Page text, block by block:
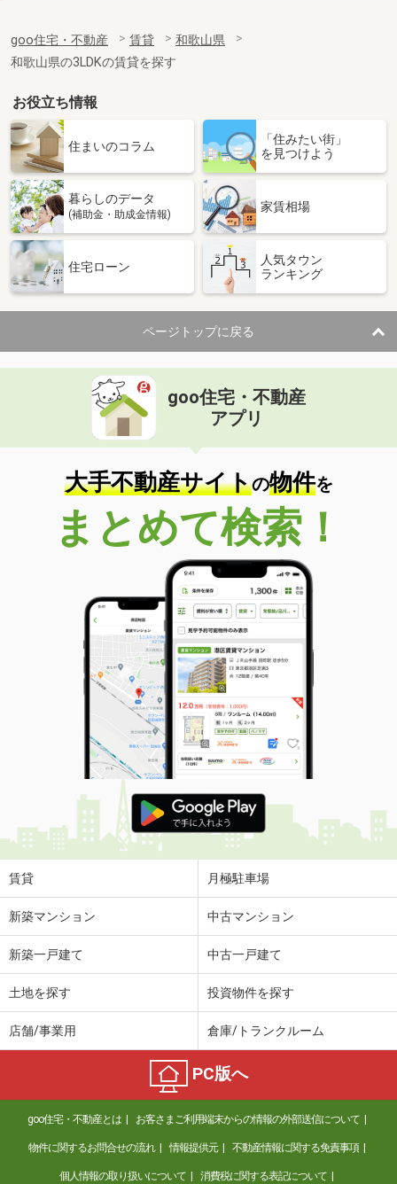
専有面積
32.94m²
間取り
ワンルーム
和歌山県和歌山市小雑賀
価 格
5.65万円
和歌山県和歌山市小雑賀
専有面積 57.19m²
間取り
和歌山県和歌山市吉礼
住 所
和歌山県和歌山市吉礼
専有面積 52.54m²
間取り
3K
和歌山県海南市岡田
価 格
住 所
和歌山県海南市岡田
専有面積 46.49m²
間取り
2DK
和歌山県和歌山市六十谷
価 格
4.40万円
和歌山県和歌山市六十谷
22.7m²
間取り
1K
和歌山県岩出市畑毛
価 格
4万円
住 所
和歌山県岩出市畑毛
専有面積 23.18m²
間取り
1K
和歌山県和歌山市北島
価 格
4.50万円
住 所
和歌山県和歌山市北島
専有面積
和歌山県和歌山市松江東２丁目
5.90万円
和歌山県和歌山市加納
6.70万円
住 所
和歌山県和歌山市加納
専有面積 50.14m²
間取り
1LDK
和歌山県紀の川市下井阪
goo住宅・不動産 賃貸
和歌山県
和歌山県の3LDKの賃貸を探す
お役立ち情報
住まいのコラム
「住みたい街」
を見つけよう
暮らしのデータ
(補助金・助成金情報)
家賃相場
住宅ローン
人気タウン
ランキング
ページトップに戻る
goo住宅・不動産
アプリ
大手不動産サイトの物件を
まとめて検索！
賃貸 月極駐車場
新築マンション 中古マンション
新築一戸建て 中古一戸建て
土地を探す 投資物件を探す
店舗/事業用 倉庫/トランクルーム
PC版へ
goo住宅・不動産とは お客さまご利用端末からの情報の外部送信について
物件に関するお問合せの流れ 情報提供元 不動産情報に関する免責事項
個人情報の取り扱いについて 消費税に関する表記について